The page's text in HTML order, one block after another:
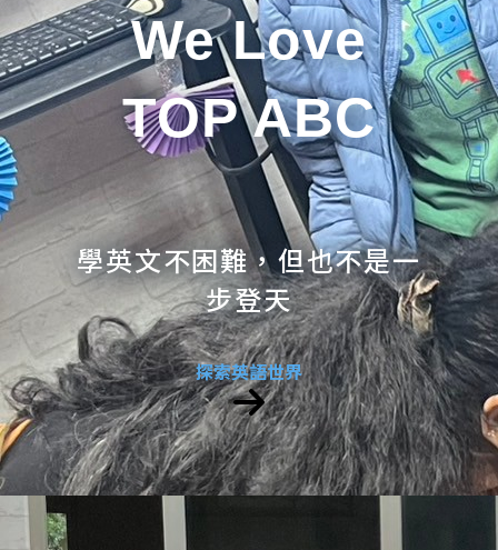
We Love
TOP ABC
學英文不困難，但也不是一
步登天
探索英語世界